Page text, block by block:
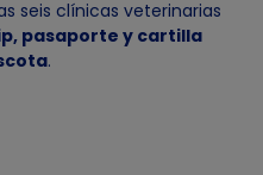
seis clínicas veterinarias
pasaporte y cartilla
.